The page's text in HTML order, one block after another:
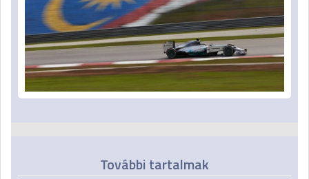
További tartalmak